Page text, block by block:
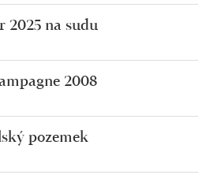
2025 na sudu
2008
pozemek